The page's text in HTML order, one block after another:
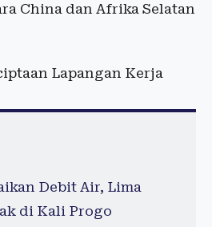
China dan Afrika Selatan
Lapangan Kerja
Debit Air, Lima
di Kali Progo